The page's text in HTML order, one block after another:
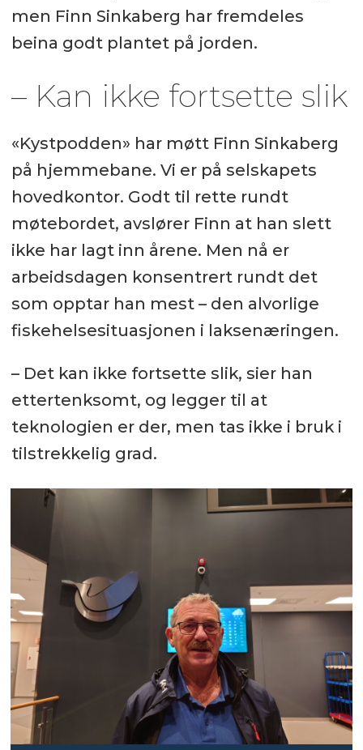
men Finn Sinkaberg har fremdeles
beina godt plantet på jorden.
– Kan ikke fortsette slik
«Kystpodden» har møtt Finn Sinkaberg
på hjemmebane. Vi er på selskapets
hovedkontor. Godt til rette rundt
møtebordet, avslører Finn at han slett
ikke har lagt inn årene. Men nå er
arbeidsdagen konsentrert rundt det
som opptar han mest – den alvorlige
fiskehelsesituasjonen i laksenæringen.
– Det kan ikke fortsette slik, sier han
ettertenksomt, og legger til at
teknologien er der, men tas ikke i bruk i
tilstrekkelig grad.